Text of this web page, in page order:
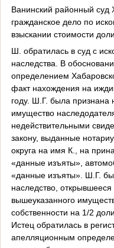
Ванинский районный суд
гражданское дело по
взыскании стоимости
Ш. обратилась в суд с
наследства. В
определением
факт нахождения на
году. Ш.Г. была признана
имущество
недействительными
закону, выданные
округа на имя К., на
«данные изъяты»,
«данные изъяты». Ш.Г.
наследство,
вышеуказанного
собственности на 1/2
Истец обратилась в
апелляционным